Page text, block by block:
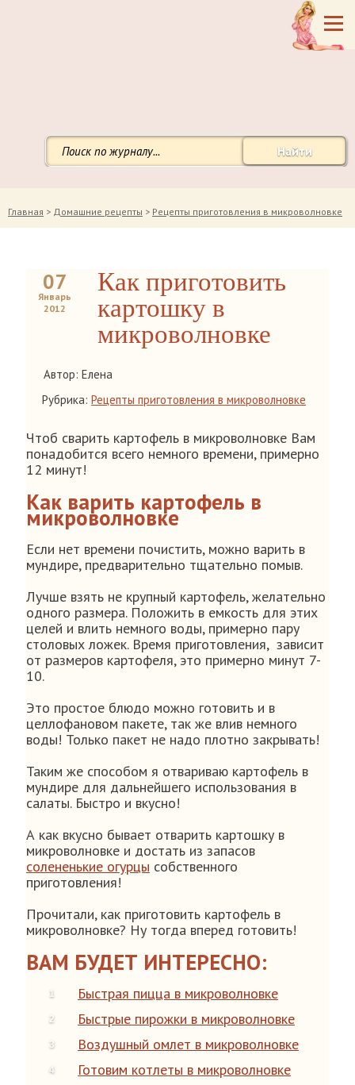
Найти
Главная > Домашние рецепты > Рецепты приготовления в микроволновке
07
Январь
2012
Как приготовить
картошку в
микроволновке
Автор: Елена
Рубрика: Рецепты приготовления в микроволновке
Чтоб сварить картофель в микроволновке Вам
понадобится всего немного времени, примерно
12 минут!
Как варить картофель в
микроволновке
Если нет времени почистить, можно варить в
мундире, предварительно тщательно помыв.
Лучше взять не крупный картофель, желательно
одного размера. Положить в емкость для этих
целей и влить немного воды, примерно пару
столовых ложек. Время приготовления, зависит
от размеров картофеля, это примерно минут 7-
10.
Это простое блюдо можно готовить и в
целлофановом пакете, так же влив немного
воды! Только пакет не надо плотно закрывать!
Таким же способом я отвариваю картофель в
мундире для дальнейшего использования в
салаты. Быстро и вкусно!
А как вкусно бывает отварить картошку в
микроволновке и достать из запасов
солененькие огурцы собственного
приготовления!
Прочитали, как приготовить картофель в
микроволновке? Ну тогда вперед готовить!
ВАМ БУДЕТ ИНТЕРЕСНО:
Быстрая пицца в микроволновке
Быстрые пирожки в микроволновке
Воздушный омлет в микроволновке
Готовим котлеты в микроволновке